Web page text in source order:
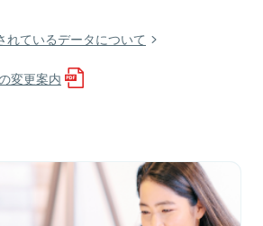
れているデータについて
変更案内